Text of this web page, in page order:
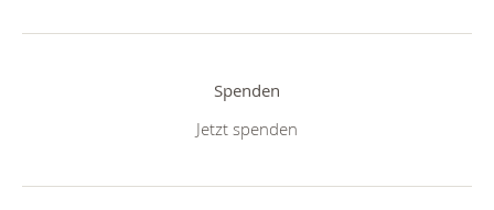
Spenden
Jetzt spenden